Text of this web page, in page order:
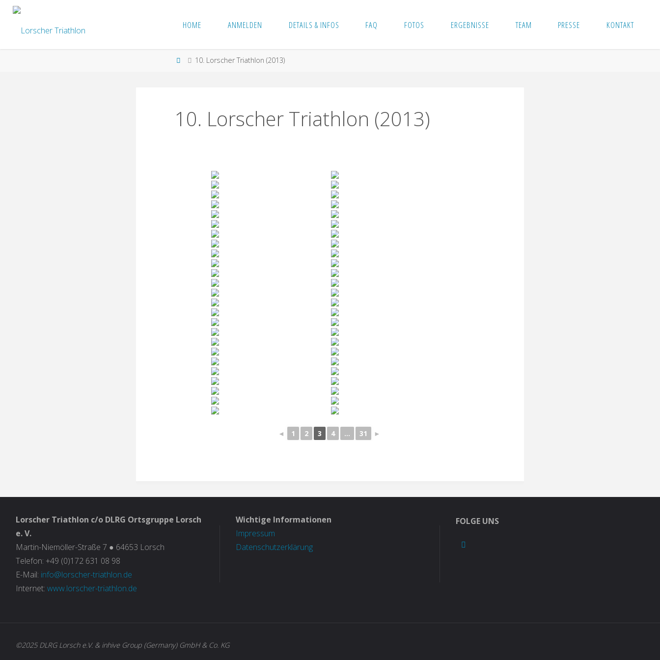
Skip
content
TRIATHLON
HOME ANMELDEN DETAILS & INFOS FAQ FOTOS ERGEBNISSE TEAM PRESSE KONTAKT
Home10. Lorscher Triathlon (2013)
10. Lorscher Triathlon (2013)
◄ 1 2 3 4 ... 31 ►
Lorscher Triathlon c/o DLRG Ortsgruppe Lorsch
e. V.
Martin-Niemöller-Straße 7 ● 64653 Lorsch
Telefon: +49 (0)172 631 08 98
E-Mail: info@lorscher-triathlon.de
Internet: www.lorscher-triathlon.de
Wichtige Informationen
Impressum
Datenschutzerklärung
FOLGE UNS
©2025 DLRG Lorsch e.V. & inhive Group (Germany) GmbH & Co. KG